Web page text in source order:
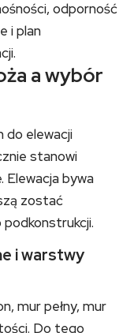
odporność
i plan
a wybór
do elewacji
stanowi
Elewacja bywa
zostać
i warstwy
mur pełny, mur
Do tego